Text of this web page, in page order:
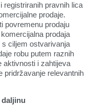
registriranih pravnih lica
prodaje.
povremenu prodaju
prodaja
s ciljem ostvarivanja
robu putem raznih
aktivnosti i zahtijeva
pridržavanje relevantnih
daljinu